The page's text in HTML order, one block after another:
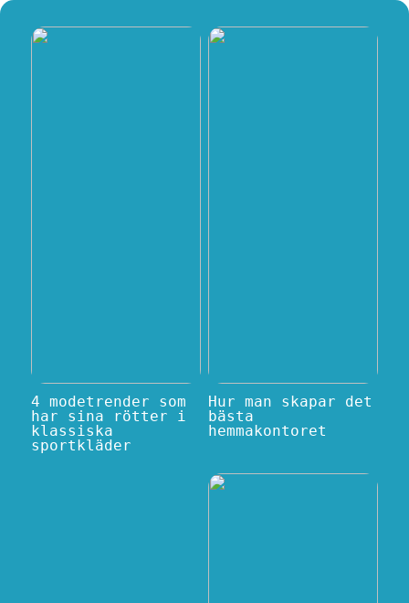
4 modetrender som
har sina rötter i
klassiska
sportkläder
Hur man skapar det
bästa
hemmakontoret